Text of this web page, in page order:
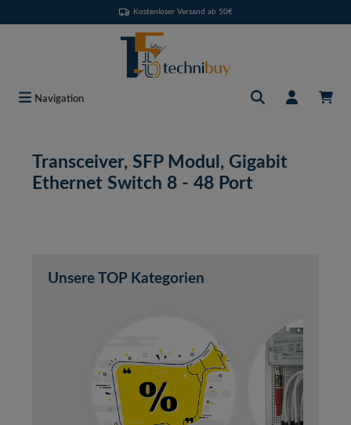
Kostenloser Versand ab 50€
Navigation
Transceiver, SFP Modul, Gigabit
Ethernet Switch 8 - 48 Port
Unsere TOP Kategorien